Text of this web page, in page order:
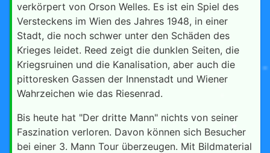
verkörpert von Orson Welles. Es ist ein Spiel des
Versteckens im Wien des Jahres 1948, in einer
Stadt, die noch schwer unter den Schäden des
Krieges leidet. Reed zeigt die dunklen Seiten, die
Kriegsruinen und die Kanalisation, aber auch die
pittoresken Gassen der Innenstadt und Wiener
Wahrzeichen wie das Riesenrad.
Bis heute hat "Der dritte Mann" nichts von seiner
Faszination verloren. Davon können sich Besucher
bei einer 3. Mann Tour überzeugen. Mit Bildmaterial